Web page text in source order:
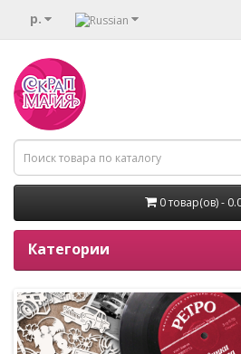
р.
0 товар(ов) -
Категории